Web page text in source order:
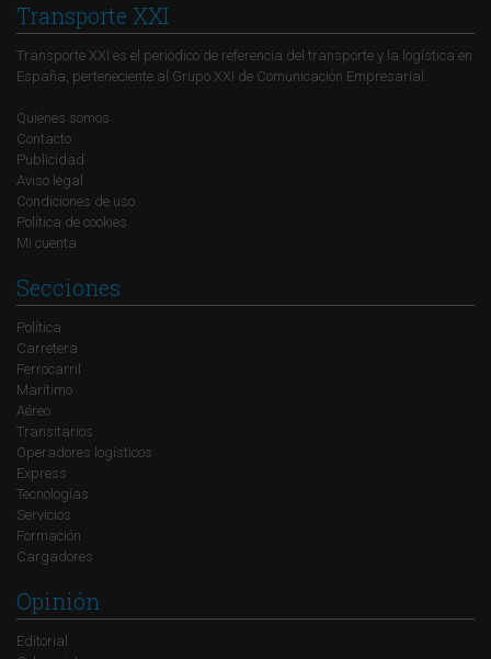
Transporte XXI
Transporte XXI es el periódico de referencia del transporte y la logística en
España, perteneciente al Grupo XXI de Comunicación Empresarial.
Quienes somos
Contacto
Publicidad
Aviso legal
Condiciones de uso
Política de cookies
Mi cuenta
Secciones
Política
Carretera
Ferrocarril
Marítimo
Aéreo
Transitarios
Operadores logísticos
Express
Tecnologías
Servicios
Formación
Cargadores
Opinión
Editorial